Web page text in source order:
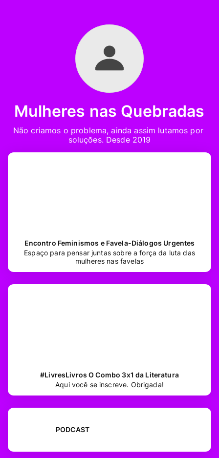
Mulheres nas Quebradas
Não criamos o problema, ainda assim lutamos por
soluções. Desde 2019
Encontro Feminismos e Favela-Diálogos Urgentes
Espaço para pensar juntas sobre a força da luta das
mulheres nas favelas
#LivresLivros O Combo 3x1 da Literatura
Aqui você se inscreve. Obrigada!
PODCAST